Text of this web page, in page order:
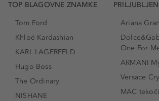
TOP BLAGOVNE ZNAMKE
Tom Ford
Khloé Kardashian
KARL LAGERFELD
Hugo Boss
The Ordinary
NISHANE
Ariana
One For
ARMANI
Versace
MAC